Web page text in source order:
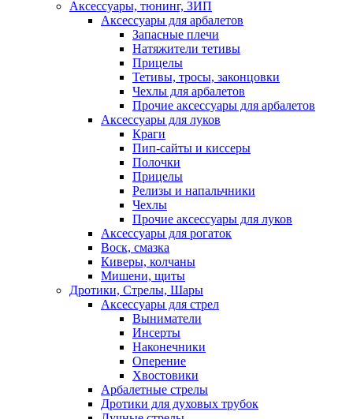
Аксессуары, тюнинг, ЗИП
Аксессуары для арбалетов
Запасные плечи
Натяжители тетивы
Прицелы
Тетивы, тросы, законцовки
Чехлы для арбалетов
Прочие аксессуары для арбалетов
Аксессуары для луков
Краги
Пип-сайты и киссеры
Полочки
Прицелы
Релизы и напальчники
Чехлы
Прочие аксессуары для луков
Аксессуары для рогаток
Воск, смазка
Киверы, колчаны
Мишени, щиты
Дротики, Стрелы, Шары
Аксессуары для стрел
Выниматели
Инсерты
Наконечники
Оперение
Хвостовики
Арбалетные стрелы
Дротики для духовых трубок